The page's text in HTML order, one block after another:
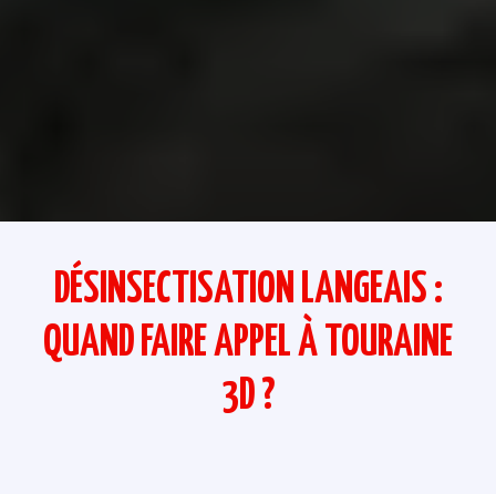
DÉSINSECTISATION LANGEAIS :
QUAND FAIRE APPEL À TOURAINE
3D ?